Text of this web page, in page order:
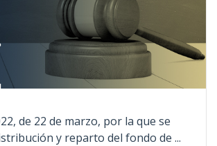
de 22 de marzo, por la que se
y reparto del fondo de ...